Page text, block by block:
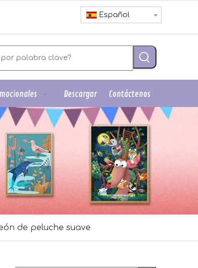
Español
Descargar Contáctenos
de peluche suave